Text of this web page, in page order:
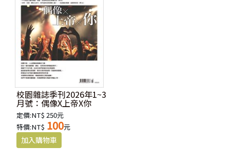
校園雜誌季刊2026年1~3
月號：偶像X上帝X你
定價:NT$ 250元
特價:NT$ 100元